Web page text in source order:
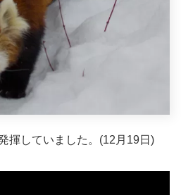
揮していました。(12月19日)